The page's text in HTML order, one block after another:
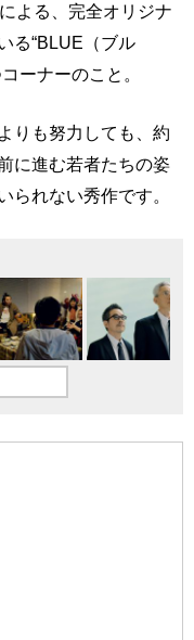
よる、完全オリジナ
る“BLUE（ブル
ーナーのこと。
りも努力しても、約
に進む若者たちの姿
られない秀作です。